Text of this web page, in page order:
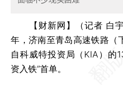
【财新网】（记者 白宇
年，济南至青岛高速铁路（
自科威特投资局（KIA）的
资入铁”首单。